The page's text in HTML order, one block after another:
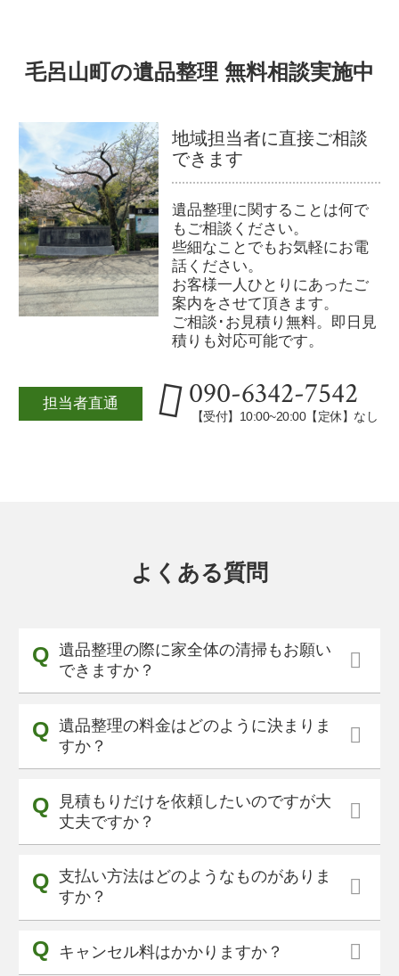
毛呂山町の遺品整理 無料相談実施中
地域担当者に直接ご相談
できます
遺品整理に関することは何で
もご相談ください。
些細なことでもお気軽にお電
話ください。
お客様一人ひとりにあったご
案内をさせて頂きます。
ご相談･お見積り無料。即日見
積りも対応可能です。
担当者直通 090-6342-7542
【受付】10:00~20:00【定休】なし
よくある質問
遺品整理の際に家全体の清掃もお願い
できますか？
遺品整理の料金はどのように決まりま
すか？
見積もりだけを依頼したいのですが大
丈夫ですか？
支払い方法はどのようなものがありま
すか？
キャンセル料はかかりますか？